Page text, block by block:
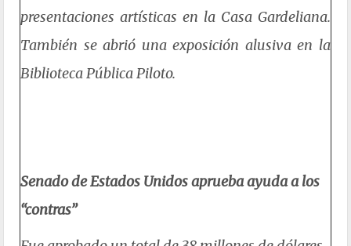
presentaciones artísticas en la Casa Gardeliana.
También se abrió una exposición alusiva en la
Biblioteca Pública Piloto.
Senado de Estados Unidos aprueba ayuda a los
“contras”